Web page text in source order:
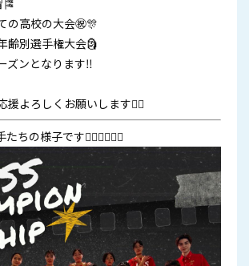
🎏
の高校の大会㊗️🎊
齢別選手権大会🗿
ズンとなります‼️
援よろしくお願いします🙇‍♂️
ちの様子です🏊🏻‍♀️🏊🏻‍♂️